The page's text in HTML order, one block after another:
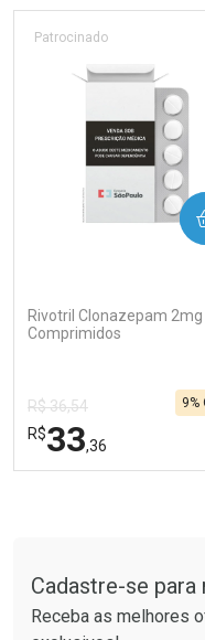
Laboratório
Ativar Desconto
Por R$ 55,19/cada
Por Menos
Rivotril Clonazepam 2mg
Comprimidos
Patrocinado
R$ 36,54
R$33,36
9%
COMPRAR
Cadastre-se
Receba as melhores